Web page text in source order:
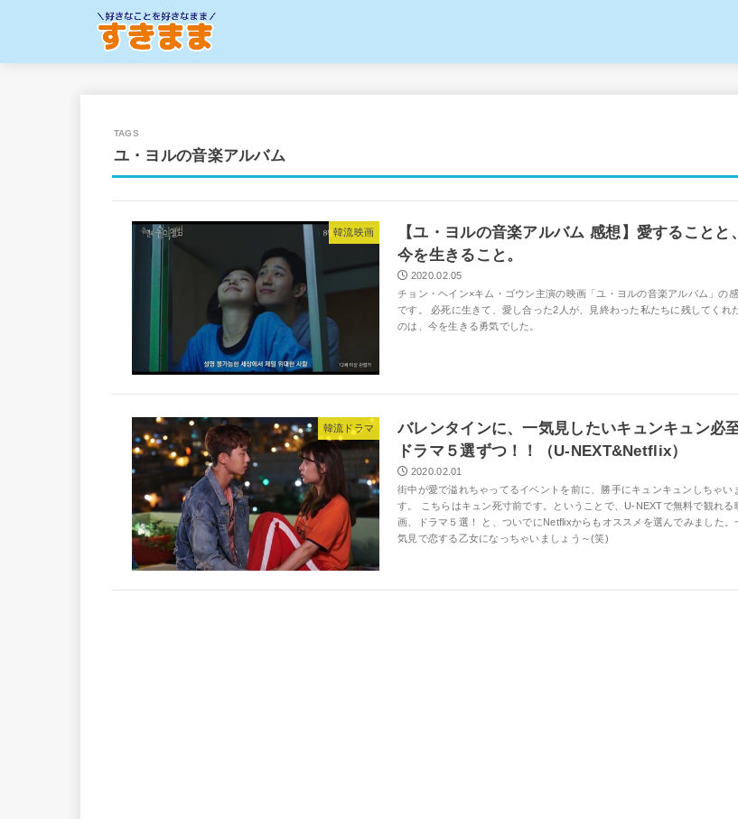
ユ・ヨルの音楽アルバム
韓流映画
【ユ・ヨルの音楽アルバム 感想】愛することと、
今を生きること。
2020.02.05
チョン・ヘイン×キム・ゴウン主演の映画「ユ・ヨルの音楽アルバム」の
です。 必死に生きて、愛し合った2人が、見終わった私たちに残してくれ
のは、今を生きる勇気でした。
韓流ドラマ
バレンタインに、一気見したいキュンキュン必
ドラマ５選ずつ！！（U-NEXT&Netflix）
2020.02.01
街中が愛で溢れちゃってるイベントを前に、勝手にキュンキュンしちゃい
す。 こちらはキュン死寸前です。ということで、U-NEXTで無料で観れる
画、ドラマ５選！ と、ついでにNetflixからもオススメを選んでみました。
気見で恋する乙女になっちゃいましょう～(笑)